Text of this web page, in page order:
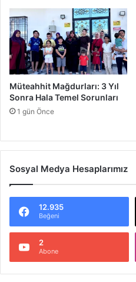
n
t
e
p
l
i
A
i
l
e
e
ı
Müteahhit Mağdurları: 3 Yıl
Sonra Hala Temel Sorunları
1 gün Önce
Sosyal Medya Hesaplarımız
12.935
Beğeni
2
Abone